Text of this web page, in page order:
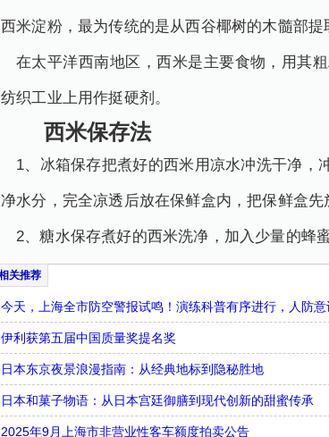
西米淀粉，最为传统的是从西谷椰树的木髓部提
在太平洋西南地区，西米是主要食物，用其
纺织工业上用作挺硬剂。
西米保存法
1、冰箱保存把煮好的西米用凉水冲洗干净，
净水分，完全凉透后放在保鲜盒内，把保鲜盒
2、糖水保存煮好的西米洗净，加入少量的蜂
今天，上海全市防空警报试鸣！演练科普有序进行，人防意
伊利获第五届中国质量奖提名奖
日本东京夜景浪漫指南：从经典地标到隐秘胜地
日本和菓子物语：从日本宫廷御膳到现代创新的甜蜜传承
2025年9月上海市非营业性客车额度拍卖公告